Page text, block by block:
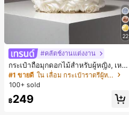
22
#คลัตช์งานแต่งงาน
กระเป๋าถือมุกดอกไม้สำหรับผู้หญิง, เหม
าะสำหรับชุดราตรี, ชุดบอล, เครื่องประ
ดับงานแต่งงาน, กระเป๋าสตางค์สุภาพส
สุ่ม)
#1 ขายดี
ใน เลื่อม กระเป๋าราตรีผู้หญิง
100+ sold
฿249